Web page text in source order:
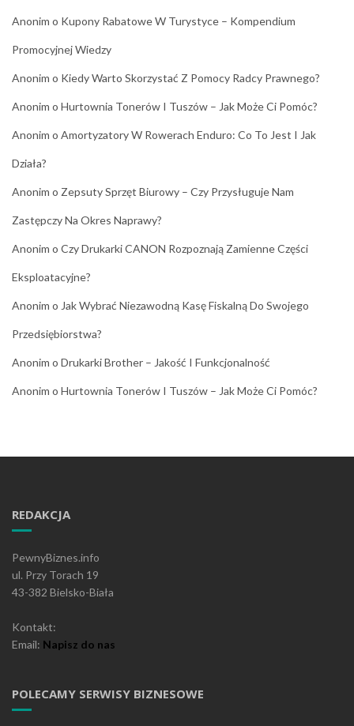
Anonim o Kupony Rabatowe W Turystyce – Kompendium
Promocyjnej Wiedzy
Anonim o Kiedy Warto Skorzystać Z Pomocy Radcy Prawnego?
Anonim o Hurtownia Tonerów I Tuszów – Jak Może Ci Pomóc?
Anonim o Amortyzatory W Rowerach Enduro: Co To Jest I Jak
Działa?
Anonim o Zepsuty Sprzęt Biurowy – Czy Przysługuje Nam
Zastępczy Na Okres Naprawy?
Anonim o Czy Drukarki CANON Rozpoznają Zamienne Części
Eksploatacyjne?
Anonim o Jak Wybrać Niezawodną Kasę Fiskalną Do Swojego
Przedsiębiorstwa?
Anonim o Drukarki Brother – Jakość I Funkcjonalność
Anonim o Hurtownia Tonerów I Tuszów – Jak Może Ci Pomóc?
REDAKCJA
PewnyBiznes.info
ul. Przy Torach 19
43-382 Bielsko-Biała
Kontakt:
Email: Napisz do nas
POLECAMY SERWISY BIZNESOWE